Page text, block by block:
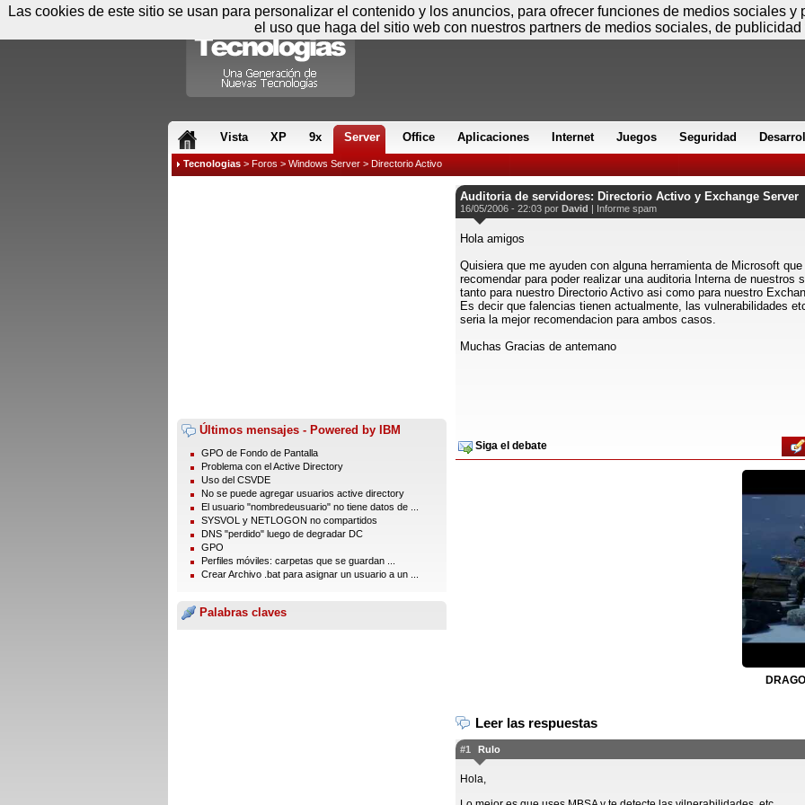
Vista XP 9x Server Office Aplicaciones Internet Juegos Seguridad
Tecnologias > Foros > Windows Server > Directorio Activo
Últimos mensajes - Powered by IBM
GPO de Fondo de Pantalla
Problema con el Active Directory
Uso del CSVDE
No se puede agregar usuarios active directory
El usuario "nombredeusuario" no tiene datos de ...
SYSVOL y NETLOGON no compartidos
DNS "perdido" luego de degradar DC
GPO
Perfiles móviles: carpetas que se guardan ...
Crear Archivo .bat para asignar un usuario a un ...
Palabras claves
Auditoria de servidores: Directorio Activo y Exchange Server
16/05/2006 - 22:03 por David | Informe spam
Hola amigos
Quisiera que me ayuden con alguna herramienta de Microsoft
recomendar para poder realizar una auditoria Interna de nuestros
tanto para nuestro Directorio Activo asi como para nuestro
Es decir que falencias tienen actualmente, las vulnerabilidades
seria la mejor recomendacion para ambos casos.
Muchas Gracias de antemano
Siga el debate
Leer las respuestas
#1 Rulo
Hola,
Las cookies de este sitio se usan para personalizar el contenido y los anuncios, para ofrecer funciones de medios sociales
el uso que haga del sitio web con nuestros partners de medios sociales, de